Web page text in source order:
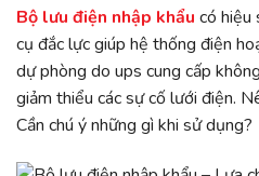
Bộ lưu điện nhập khẩu có hiệu
cụ đắc lực giúp hệ thống điện
dự phòng do ups cung cấp
giảm thiểu các sự cố lưới điện.
Cần chú ý những gì khi sử dụng?